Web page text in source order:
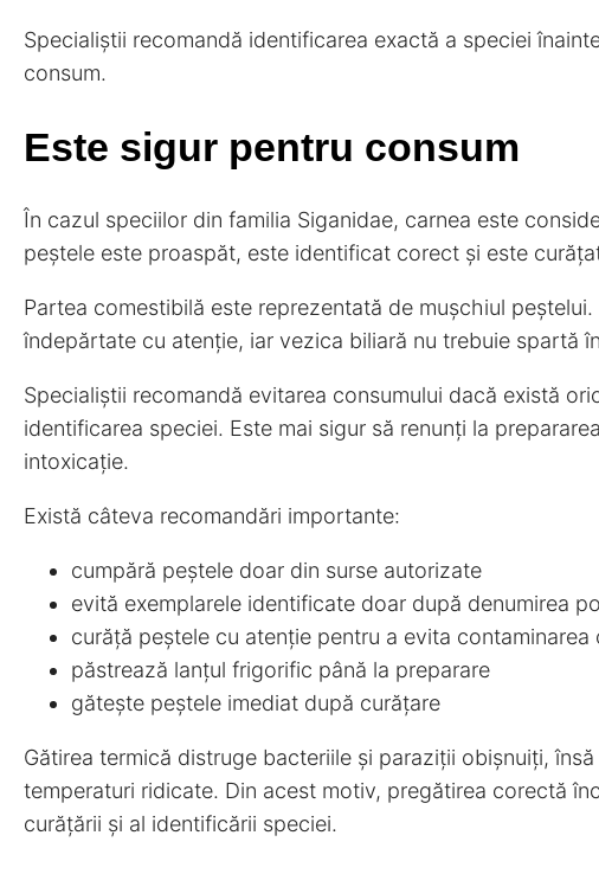
Specialiștii recomandă identificarea exactă a speciei
consum.
Este sigur pentru consum
În cazul speciilor din familia Siganidae, carnea este
peștele este proaspăt, este identificat corect și este
Partea comestibilă este reprezentată de mușchiul
îndepărtate cu atenție, iar vezica biliară nu trebuie spartă
Specialiștii recomandă evitarea consumului dacă există
identificarea speciei. Este mai sigur să renunți la
intoxicație.
Există câteva recomandări importante:
cumpără peștele doar din surse autorizate
evită exemplarele identificate doar după denumirea
curăță peștele cu atenție pentru a evita contaminarea
păstrează lanțul frigorific până la preparare
gătește peștele imediat după curățare
Gătirea termică distruge bacteriile și paraziții obișnuiți,
temperaturi ridicate. Din acest motiv, pregătirea corectă
curățării și al identificării speciei.